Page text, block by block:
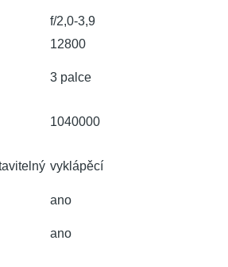
f/2,0-3,9
12800
3 palce
1040000
vyklápěcí
ano
ano